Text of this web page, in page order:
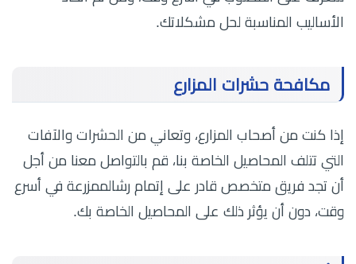
الأساليب المناسبة لحل مشكلاتك.
مكافحة حشرات المزارع
إذا كنت من أصحاب المزارع، وتعاني من الحشرات والآفات
التي تتلف المحاصيل الخاصة بنا، قم بالتواصل معنا من أجل
أن تجد فريق متخصص قادر على إتمام رشالممزرعة في أسرع
وقت، دون أن يؤثر ذلك على المحاصيل الخاصة بك.